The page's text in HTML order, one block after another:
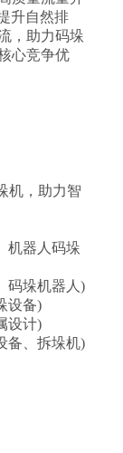
升自然排
，助力码垛
心竞争优
机，助力智
机器人码垛
码垛机器人)
设备)
设计)
备、拆垛机)